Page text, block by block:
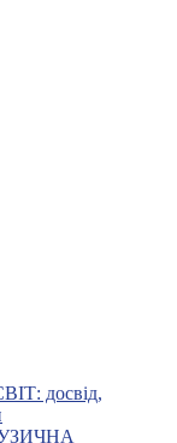
досвід,